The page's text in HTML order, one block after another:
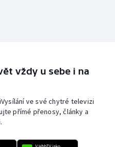
vždy u sebe i na
ve své chytré televizi
přímé přenosy, články a